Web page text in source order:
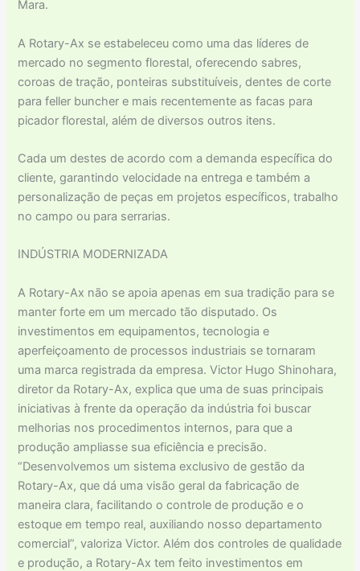
Mara.
A Rotary-Ax se estabeleceu como uma das líderes de
mercado no segmento florestal, oferecendo sabres,
coroas de tração, ponteiras substituíveis, dentes de corte
para feller buncher e mais recentemente as facas para
picador florestal, além de diversos outros itens.
Cada um destes de acordo com a demanda específica do
cliente, garantindo velocidade na entrega e também a
personalização de peças em projetos específicos, trabalho
no campo ou para serrarias.
INDÚSTRIA MODERNIZADA
A Rotary-Ax não se apoia apenas em sua tradição para se
manter forte em um mercado tão disputado. Os
investimentos em equipamentos, tecnologia e
aperfeiçoamento de processos industriais se tornaram
uma marca registrada da empresa. Victor Hugo Shinohara,
diretor da Rotary-Ax, explica que uma de suas principais
iniciativas à frente da operação da indústria foi buscar
melhorias nos procedimentos internos, para que a
produção ampliasse sua eficiência e precisão.
“Desenvolvemos um sistema exclusivo de gestão da
Rotary-Ax, que dá uma visão geral da fabricação de
maneira clara, facilitando o controle de produção e o
estoque em tempo real, auxiliando nosso departamento
comercial”, valoriza Victor. Além dos controles de qualidade
e produção, a Rotary-Ax tem feito investimentos em